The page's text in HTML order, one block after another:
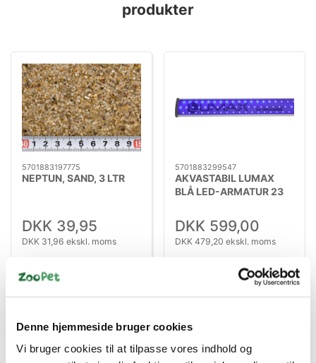
Denne hjemmeside bruger cookies
Vi bruger cookies til at tilpasse vores indhold og
produkter
5701883197775
NEPTUN, SAND, 3 LTR
DKK 39,95
DKK 31,96 ekskl. moms
På lager
5701883299547
AKVASTABIL LUMAX
BLÅ LED-ARMATUR 23
DKK 599,00
DKK 479,20 ekskl. moms
Køb nu
På lager